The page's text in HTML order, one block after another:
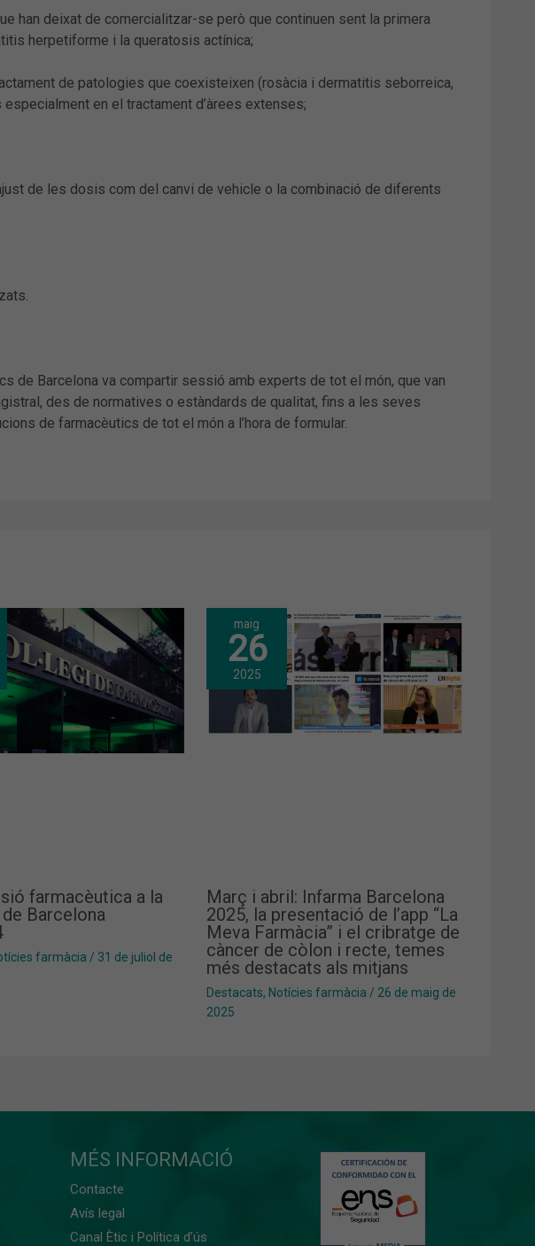
han deixat de comercialitzar-se però que continuen sent la primera
herpetiforme i la queratosis actínica;
de patologies que coexisteixen (rosàcia i dermatitis seborreica,
en el tractament d’àrees extenses;
de les dosis com del canvi de vehicle o la combinació de diferents
de Barcelona va compartir sessió amb experts de tot el món, que van
des de normatives o estàndards de qualitat, fins a les seves
de farmacèutics de tot el món a l’hora de formular.
farmacèutica a la
Barcelona
farmàcia / 31 de juliol de
maig
26
2025
Març i abril: Infarma Barcelona
2025, la presentació de l’app “La
Meva Farmàcia” i el cribratge de
càncer de còlon i recte, temes
més destacats als mitjans
Destacats, Notícies farmàcia / 26 de maig de
2025
MÉS INFORMACIÓ
Contacte
Avís legal
Canal Ètic i Política d’ús